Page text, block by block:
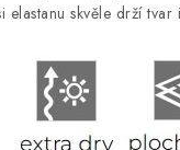
elastanu skvěle drží tvar